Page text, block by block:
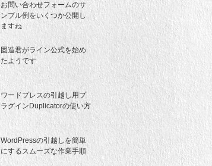
お問い合わせフォームのサ
ンプル例をいくつか公開し
ますね
固造君がライン公式を始め
たようです
ワードプレスの引越し用プ
ラグインDuplicatorの使い方
WordPressの引越しを簡単
にするスムーズな作業手順